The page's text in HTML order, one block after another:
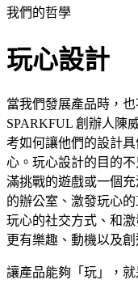
我們的哲學
玩心設計
當我們發展產品時，
SPARKFUL 創辦人陳
考如何讓他們的設計
心。玩心設計的目的
滿挑戰的遊戲或一個
的辦公室、激發玩心
玩心的社交方式、和
更有樂趣、動機以及創
讓產品能夠「玩」，